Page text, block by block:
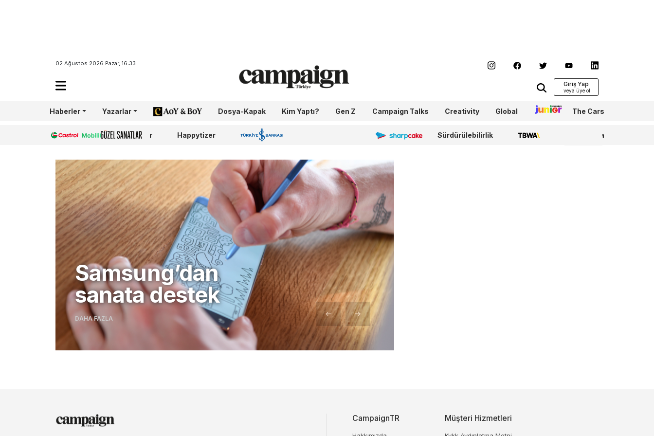
02 Ağustos 2026 Pazar, 16:33
Giriş Yap
Haberler Yazarlar AoY/BoY Dosya-Kapak Kim Yaptı? Gen Z Campaign Talks Creativity Global Junior The Cars
Castrol Güzel Sanatlar Happytizer İş Bankası 100.Yıl Sharpcake Sürdürülebilirlik TBWA WPP Media
Samsung’dan
sanata destek
DAHA FAZLA
CampaignTR Müşteri Hizmetleri